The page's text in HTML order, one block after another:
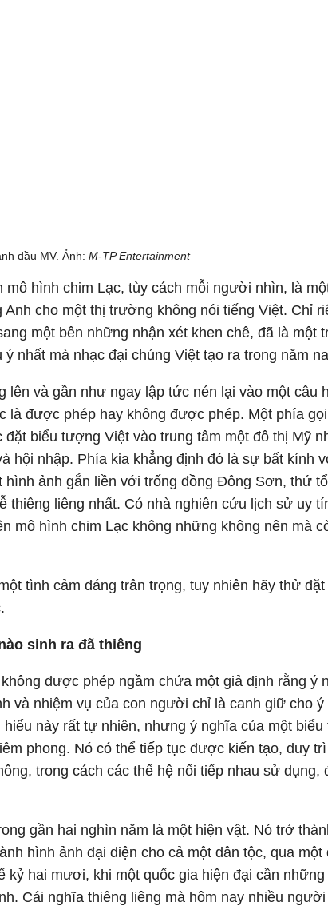
đầu MV. Ảnh: M-TP Entertainment
mô hình chim Lạc, tùy cách mỗi người nhìn, là
Anh cho một thị trường không nói tiếng Việt. Chỉ
một bên những nhận xét khen chê, đã là một
nhất mà nhạc đại chúng Việt tạo ra trong năm
lên và gần như ngay lập tức nén lại vào một câu
là được phép hay không được phép. Một phía
đặt biểu tượng Việt vào trung tâm một đô thị Mỹ
hội nhập. Phía kia khẳng định đó là sự bất kính
hình ảnh gắn liền với trống đồng Đông Sơn, thứ
thiêng liêng nhất. Có nhà nghiên cứu lịch sử uy
mô hình chim Lạc không những không nên mà
tình cảm đáng trân trọng, tuy nhiên hãy thử đặt
sinh ra đã thiêng
được phép ngầm chứa một giả định rằng ý
và nhiệm vụ của con người chỉ là canh giữ cho ý
hiểu này rất tự nhiên, nhưng ý nghĩa của một
phong. Nó có thể tiếp tục được kiến tạo, duy
trong cách các thế hệ nối tiếp nhau sử dụng,
gần hai nghìn năm là một hiện vật. Nó trở
hình ảnh đại diện cho cả một dân tộc, qua một
kỷ hai mươi, khi một quốc gia hiện đại cần
Cái nghĩa thiêng liêng mà hôm nay nhiều